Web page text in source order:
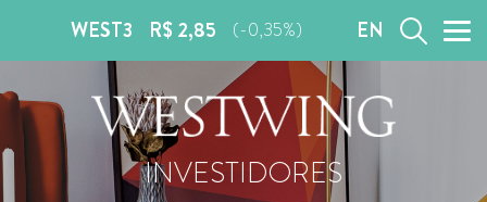
WEST3 R$ 2,85 (-0,35%) EN
INVESTIDORES